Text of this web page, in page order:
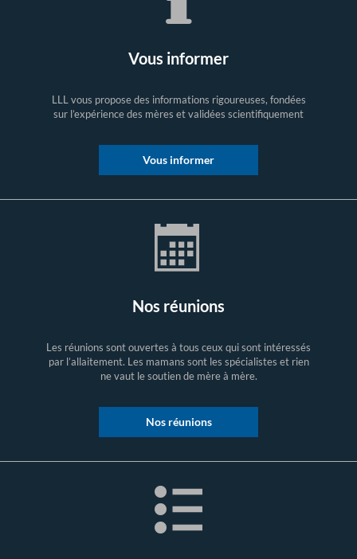
Vous informer
LLL vous propose des informations rigoureuses, fondées
sur l’expérience des mères et validées scientifiquement
Vous informer
Nos réunions
Les réunions sont ouvertes à tous ceux qui sont intéressés
par l’allaitement. Les mamans sont les spécialistes et rien
ne vaut le soutien de mère à mère.
Nos réunions